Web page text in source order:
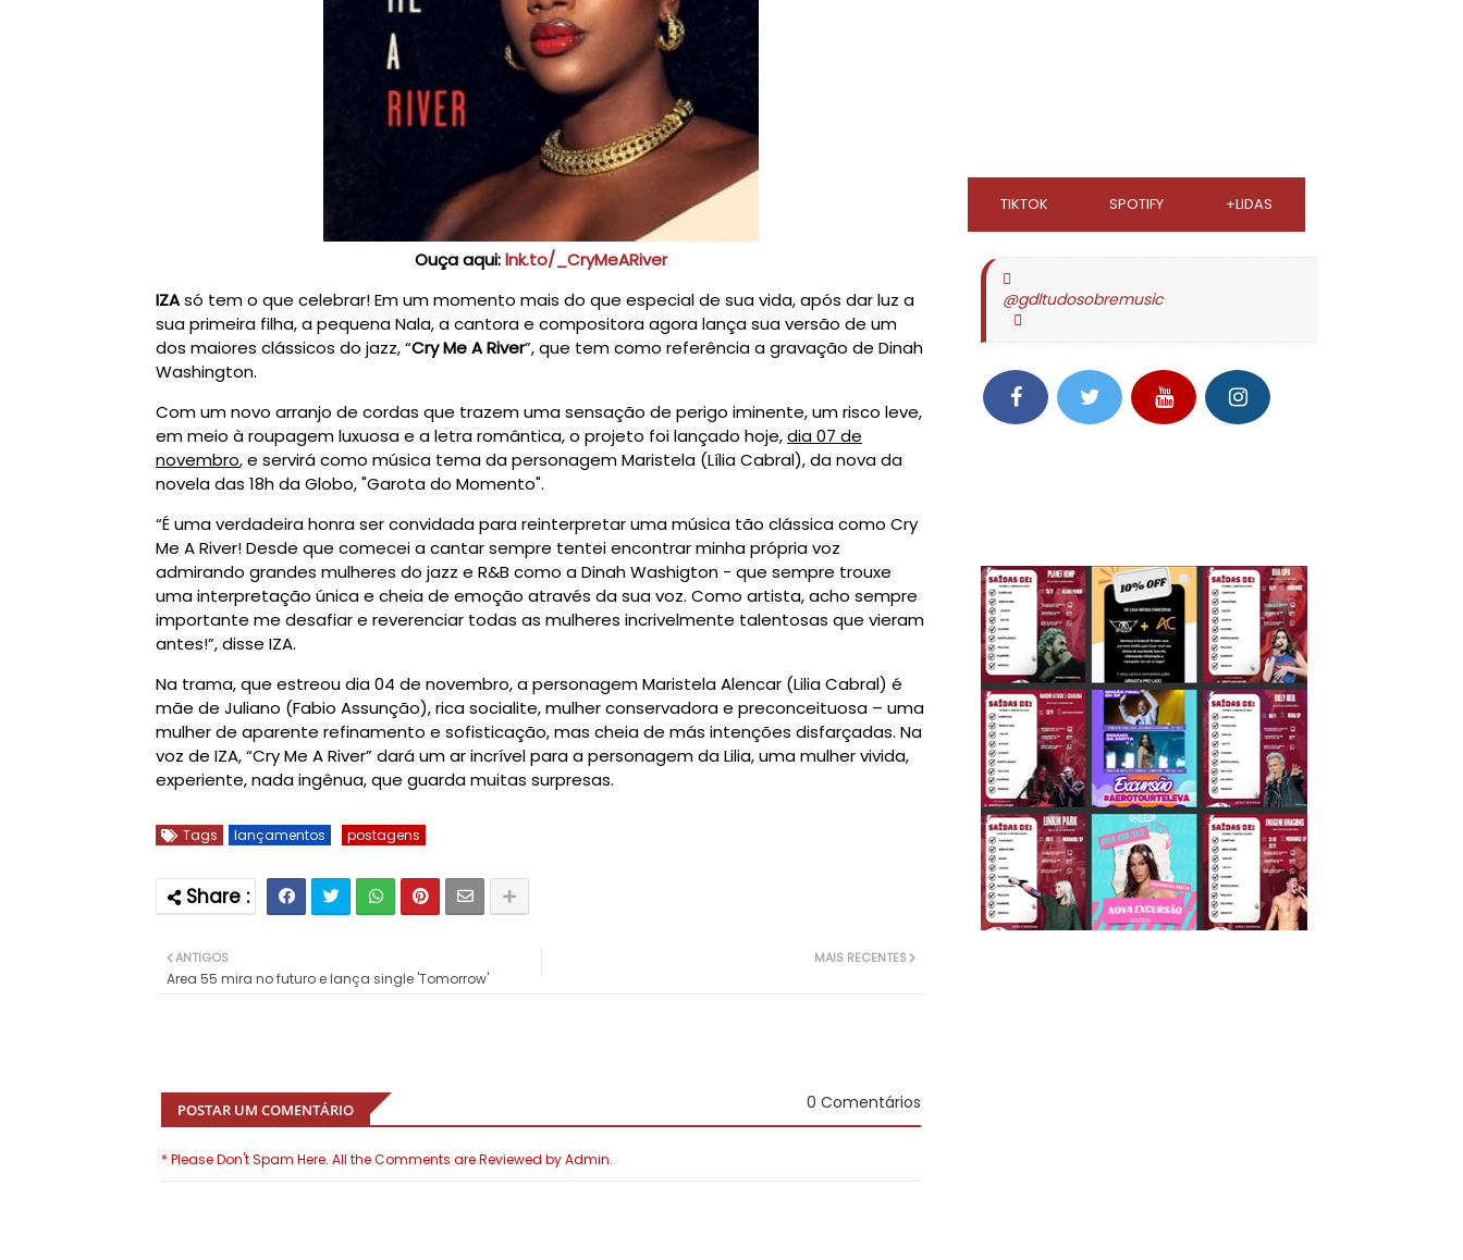
Ouça aqui:lnk.to/_CryMeARiver
IZAsó tem o que celebrar! Em um momento mais do que especial de sua vida, após dar luz a
sua primeira filha, a pequena Nala, a cantora e compositora agora lança sua versão de um
dos maiores clássicos do jazz, “Cry Me A River”, que tem como referência a gravação de Dinah
Washington.
Com um novo arranjo de cordas que trazem uma sensação de perigo iminente, um risco leve,
em meio à roupagem luxuosa e a letra romântica, o projeto foi lançado hoje,dia 07 de
novembro, e servirá como música tema da personagem Maristela (Lília Cabral), da nova da
novela das 18h da Globo, "Garota do Momento".
“É uma verdadeira honra ser convidada para reinterpretar uma música tão clássica como Cry
Me A River! Desde que comecei a cantar sempre tentei encontrar minha própria voz
admirando grandes mulheres do jazz e R&B como a Dinah Washigton - que sempre trouxe
uma interpretação única e cheia de emoção através da sua voz. Como artista, acho sempre
importante me desafiar e reverenciar todas as mulheres incrivelmente talentosas que vieram
antes!”, disse IZA.
Na trama, que estreou dia 04 de novembro, a personagem Maristela Alencar (Lilia Cabral) é
mãe de Juliano (Fabio Assunção), rica socialite, mulher conservadora e preconceituosa – uma
mulher de aparente refinamento e sofisticação, mas cheia de más intenções disfarçadas. Na
voz de IZA, “Cry Me A River” dará um ar incrível para a personagem da Lilia, uma mulher vivida,
experiente, nada ingênua, que guarda muitas surpresas.
Tags lançamentos postagens
MAIS RECENTES
ANTIGOS
Area 55 mira no futuro e lança single 'Tomorrow'
POSTAR UM COMENTÁRIO 0 Comentários
* Please Don't Spam Here. All the Comments are Reviewed by Admin.
TIKTOK SPOTIFY +LIDAS
@gdltudosobremusic